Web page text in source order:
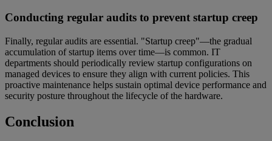
Conducting regular audits to prevent startup creep
Finally, regular audits are essential. "Startup creep"—the gradual
accumulation of startup items over time—is common. IT
departments should periodically review startup configurations on
managed devices to ensure they align with current policies. This
proactive maintenance helps sustain optimal device performance and
security posture throughout the lifecycle of the hardware.
Conclusion